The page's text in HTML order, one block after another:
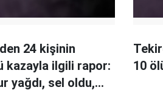
24 kişinin
kazayla ilgili rapor:
yağdı, sel oldu,
10